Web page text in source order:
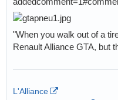
"When you walk out of a
Renault Alliance GTA, but
L'Alliance